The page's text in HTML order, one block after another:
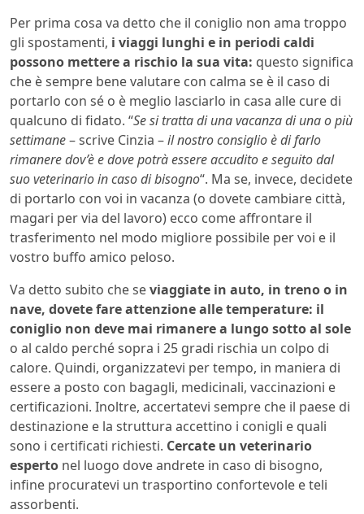
Per prima cosa va detto che il coniglio non ama troppo
gli spostamenti, i viaggi lunghi e in periodi caldi
possono mettere a rischio la sua vita: questo significa
che è sempre bene valutare con calma se è il caso di
portarlo con sé o è meglio lasciarlo in casa alle cure di
qualcuno di fidato. “Se si tratta di una vacanza di una o più
settimane– scrive Cinzia –il nostro consiglio è di farlo
rimanere dov’è e dove potrà essere accudito e seguito dal
suo veterinario in caso di bisogno“. Ma se, invece, decidete
di portarlo con voi in vacanza (o dovete cambiare città,
magari per via del lavoro) ecco come affrontare il
trasferimento nel modo migliore possibile per voi e il
vostro buffo amico peloso.
Va detto subito che seviaggiate in auto, in treno o in
nave, dovete fare attenzione alle temperature: il
coniglio non deve mai rimanere a lungo sotto al sole
o al caldo perché sopra i 25 gradi rischia un colpo di
calore. Quindi, organizzatevi per tempo, in maniera di
essere a posto con bagagli, medicinali, vaccinazioni e
certificazioni. Inoltre, accertatevi sempre che il paese di
destinazione e la struttura accettino i conigli e quali
sono i certificati richiesti. Cercate un veterinario
esperto nel luogo dove andrete in caso di bisogno,
infine procuratevi un trasportino confortevole e teli
assorbenti.